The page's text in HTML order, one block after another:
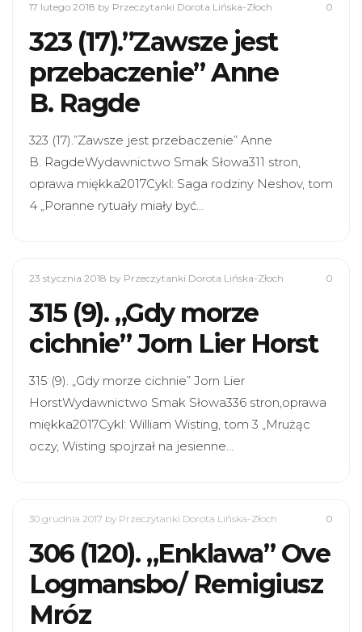
17 lutego 2018 by Przeczytanki Dorota Lińska-Złoch 0
323 (17).”Zawsze jest
przebaczenie” Anne
B. Ragde
323 (17).”Zawsze jest przebaczenie” Anne
B. RagdeWydawnictwo Smak Słowa311 stron,
oprawa miękka2017Cykl: Saga rodziny Neshov, tom
4 „Poranne rytuały miały być…
23 stycznia 2018 by Przeczytanki Dorota Lińska-Złoch 0
315 (9). „Gdy morze
cichnie” Jorn Lier Horst
315 (9). „Gdy morze cichnie” Jorn Lier
HorstWydawnictwo Smak Słowa336 stron,oprawa
miękka2017Cykl: William Wisting, tom 3 „Mrużąc
oczy, Wisting spojrzał na jesienne…
30 grudnia 2017 by Przeczytanki Dorota Lińska-Złoch 0
306 (120). „Enklawa” Ove
Logmansbo/ Remigiusz
Mróz